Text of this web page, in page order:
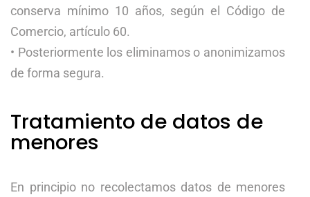
conserva mínimo 10 años, según el Código de
Comercio, artículo 60.
• Posteriormente los eliminamos o anonimizamos
de forma segura.
Tratamiento de datos de
menores
En principio no recolectamos datos de menores